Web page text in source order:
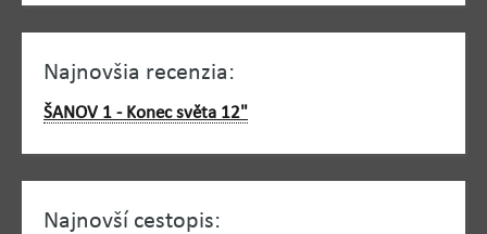
Najnovšia recenzia:
ŠANOV 1 - Konec světa 12"
Najnovší cestopis: